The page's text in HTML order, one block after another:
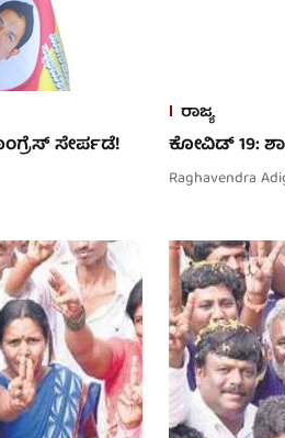
ಸೇರ್ಪಡೆ!
ರಾಜ್ಯ
ಕೋವಿಡ್ 19:
Raghavendra